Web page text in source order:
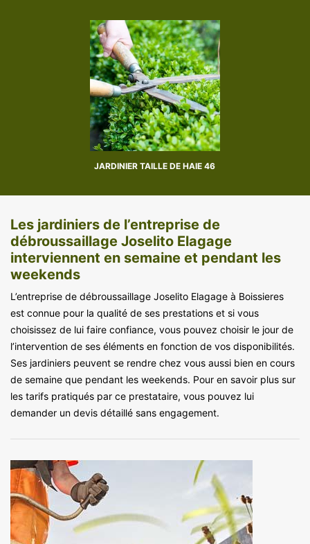
JARDINIER TAILLE DE HAIE 46
Les jardiniers de l’entreprise de
débroussaillage Joselito Elagage
interviennent en semaine et pendant les
weekends
L’entreprise de débroussaillage Joselito Elagage à Boissieres
est connue pour la qualité de ses prestations et si vous
choisissez de lui faire confiance, vous pouvez choisir le jour de
l’intervention de ses éléments en fonction de vos disponibilités.
Ses jardiniers peuvent se rendre chez vous aussi bien en cours
de semaine que pendant les weekends. Pour en savoir plus sur
les tarifs pratiqués par ce prestataire, vous pouvez lui
demander un devis détaillé sans engagement.